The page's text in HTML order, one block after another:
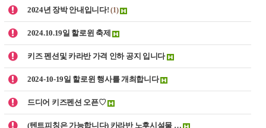
2024년 장박 안내입니다! (1)
2024.10.19일 할로윈 축제
키즈 펜션및 카라반 가격 인하 공지 입니다
2024-10-19일 할로윈 행사를 개최합니다
드디어 키즈펜션 오픈♡
(텐트피칭은 가능합니다) 카라반 노후시설물 …